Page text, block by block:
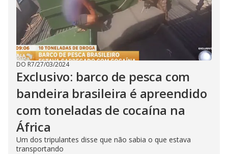
DO R7/27/03/2024
Exclusivo: barco de pesca com
bandeira brasileira é apreendido
com toneladas de cocaína na
África
Um dos tripulantes disse que não sabia o que estava
transportando